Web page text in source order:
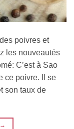
poivres et
les nouveautés
C’est à Sao
ce poivre. Il se
son taux de
→